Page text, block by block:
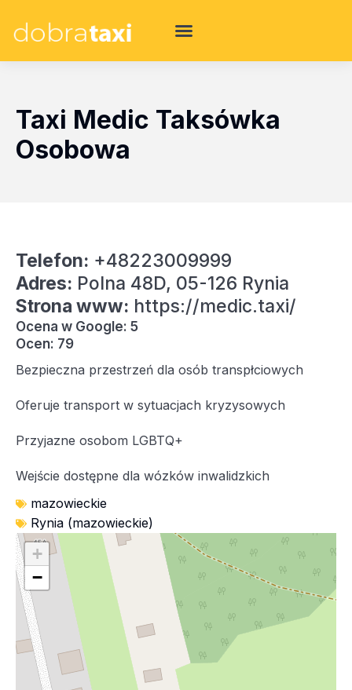
Taxi Medic Taksówka
Osobowa
Telefon: +48223009999
Adres: Polna 48D, 05-126 Rynia
Strona www: https://medic.taxi/
Ocena w Google: 5
Ocen: 79
Bezpieczna przestrzeń dla osób transpłciowych
Oferuje transport w sytuacjach kryzysowych
Przyjazne osobom LGBTQ+
Wejście dostępne dla wózków inwalidzkich
mazowieckie
Rynia (mazowieckie)
+
−